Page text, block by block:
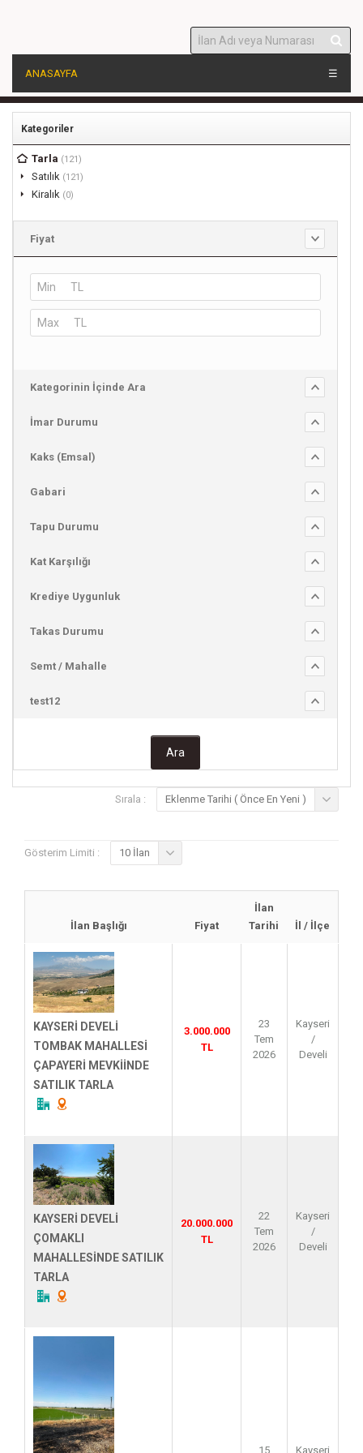
ANASAYFA ☰
Kategoriler
Tarla (121)
Satılık (121)
Kiralık (0)
Fiyat
Kategorinin İçinde Ara
İmar Durumu
Kaks (Emsal)
Gabari
Tapu Durumu
Kat Karşılığı
Krediye Uygunluk
Takas Durumu
Semt / Mahalle
test12
Sırala : Eklenme Tarihi ( Önce En Yeni )
Gösterim Limiti : 10 İlan
İlan Başlığı Fiyat
İlan
Tarihi
İl / İlçe
KAYSERİ DEVELİ
TOMBAK MAHALLESİ
ÇAPAYERİ MEVKİİNDE
SATILIK TARLA
3.000.000
TL
23
Tem
2026
Kayseri
/
Develi
KAYSERİ DEVELİ
ÇOMAKLI
MAHALLESİNDE SATILIK
TARLA
20.000.000
TL
22
Tem
2026
Kayseri
/
Develi
15 Kayseri